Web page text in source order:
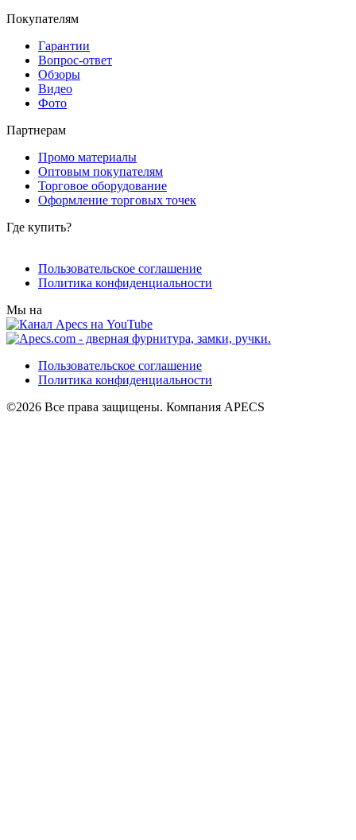
Покупателям
Гарантии
Вопрос-ответ
Обзоры
Видео
Фото
Партнерам
Промо материалы
Оптовым покупателям
Торговое оборудование
Оформление торговых точек
Где купить?
Пользовательское соглашение
Политика конфиденциальности
Мы на
Пользовательское соглашение
Политика конфиденциальности
©2026 Все права защищены. Компания APECS